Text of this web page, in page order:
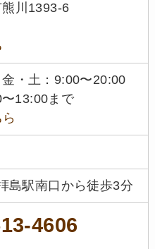
川1393-6
・土：9:00〜20:00
13:00まで
駅南口から徒歩3分
4606